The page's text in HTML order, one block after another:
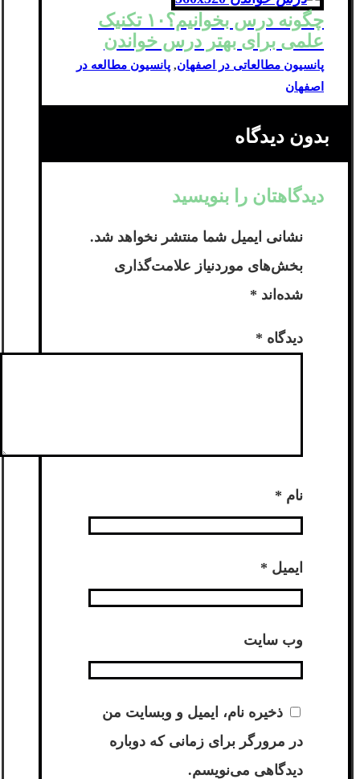
چگونه درس بخوانیم؟۱۰ تکنیک
علمی برای بهتر درس خواندن
پانسیون مطالعاتی در اصفهان, پانسیون مطالعه در
اصفهان
بدون دیدگاه
دیدگاهتان را بنویسید
نشانی ایمیل شما منتشر نخواهد شد.
بخش‌های موردنیاز علامت‌گذاری
شده‌اند *
دیدگاه *
نام *
ایمیل *
وب‌ سایت
ذخیره نام، ایمیل و وبسایت من
در مرورگر برای زمانی که دوباره
دیدگاهی می‌نویسم.